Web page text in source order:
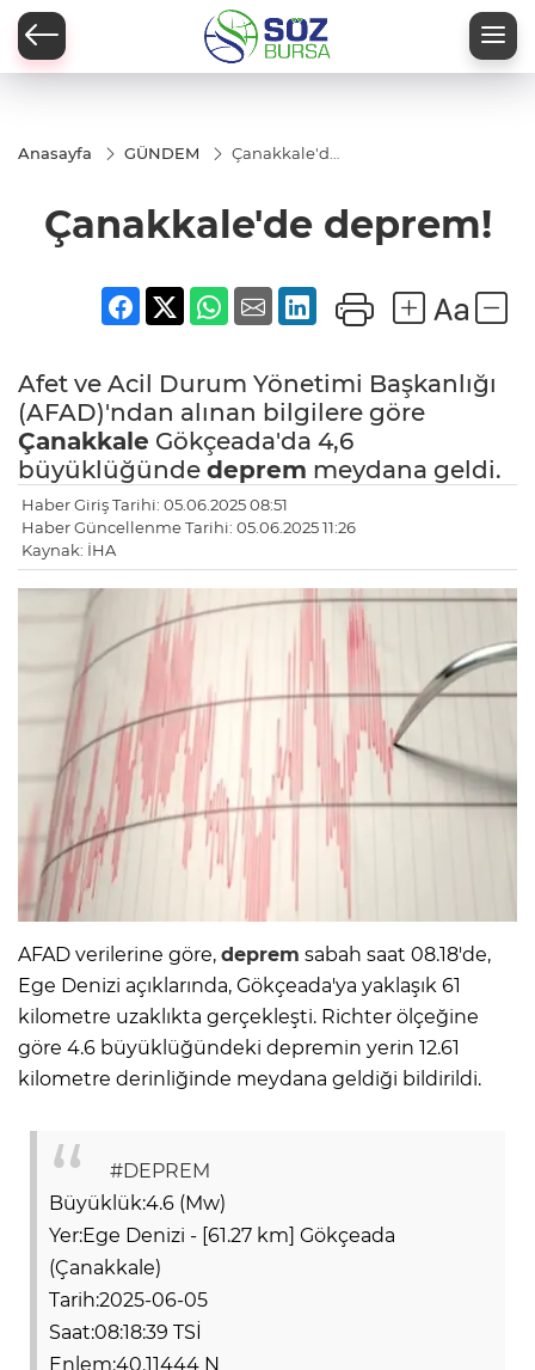
Anasayfa GÜNDEM
Çanakkale'de
Çanakkale'de deprem!
Afet ve Acil Durum Yönetimi Başkanlığı
(AFAD)'ndan alınan bilgilere göre
Çanakkale Gökçeada'da 4,6
büyüklüğünde deprem meydana geldi.
Haber Giriş Tarihi: 05.06.2025 08:51
Haber Güncellenme Tarihi: 05.06.2025 11:26
Kaynak: İHA
AFAD verilerine göre, deprem sabah saat 08.18'de,
Ege Denizi açıklarında, Gökçeada'ya yaklaşık 61
kilometre uzaklıkta gerçekleşti. Richter ölçeğine
göre 4.6 büyüklüğündeki depremin yerin 12.61
kilometre derinliğinde meydana geldiği bildirildi.
#DEPREM
Büyüklük:4.6 (Mw)
Yer:Ege Denizi - [61.27 km] Gökçeada
(Çanakkale)
Tarih:2025-06-05
Saat:08:18:39 TSİ
Enlem:40.11444 N